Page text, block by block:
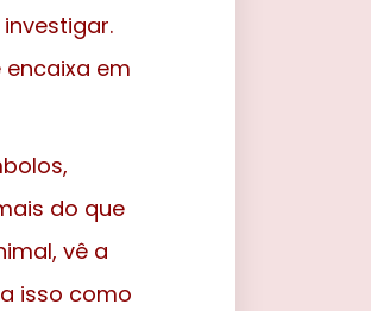
em
do que
vê a
isso como